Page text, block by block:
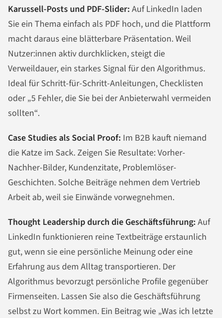
Karussell-Posts und PDF-Slider: Auf LinkedIn laden
Sie ein Thema einfach als PDF hoch, und die Plattform
macht daraus eine blätterbare Präsentation. Weil
Nutzer:innen aktiv durchklicken, steigt die
Verweildauer, ein starkes Signal für den Algorithmus.
Ideal für Schritt-für-Schritt-Anleitungen, Checklisten
oder „5 Fehler, die Sie bei der Anbieterwahl vermeiden
sollten“.
Case Studies als Social Proof: Im B2B kauft niemand
die Katze im Sack. Zeigen Sie Resultate: Vorher-
Nachher-Bilder, Kundenzitate, Problemlöser-
Geschichten. Solche Beiträge nehmen dem Vertrieb
Arbeit ab, weil sie Einwände vorwegnehmen.
Thought Leadership durch die Geschäftsführung: Auf
LinkedIn funktionieren reine Textbeiträge erstaunlich
gut, wenn sie eine persönliche Meinung oder eine
Erfahrung aus dem Alltag transportieren. Der
Algorithmus bevorzugt persönliche Profile gegenüber
Firmenseiten. Lassen Sie also die Geschäftsführung
selbst zu Wort kommen. Ein Beitrag wie „Was ich letzte